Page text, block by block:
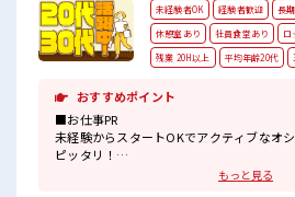
未経験者OK 経験者歓迎 長
休憩室あり
社員食堂あり ロ
残業 20H以上
平均年齢20代
おすすめポイント
■お仕事PR
未経験からスタートOKでアクティブなオ
ピッタリ！
ウレシイ高時給でガッチリ稼げる2交替ワー
もっと見る